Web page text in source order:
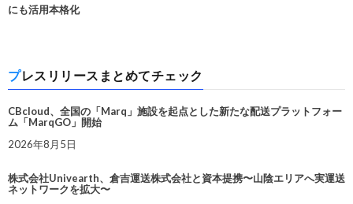
にも活用本格化
プレスリリースまとめてチェック
CBcloud、全国の「Marq」施設を起点とした新たな配送プラットフォー
ム「MarqGO」開始
2026年8月5日
株式会社Univearth、倉吉運送株式会社と資本提携〜山陰エリアへ実運送
ネットワークを拡大〜